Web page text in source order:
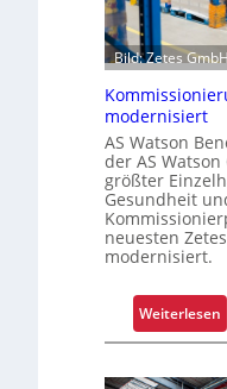
F
i
r
c
t
Bild: Zetes GmbH
modernisiert
AS Watson
der AS
größter
Gesundheit
neuesten
modernisiert.
Weiterlesen